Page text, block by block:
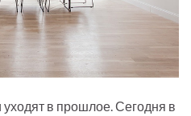
в прошлое. Сегодня в